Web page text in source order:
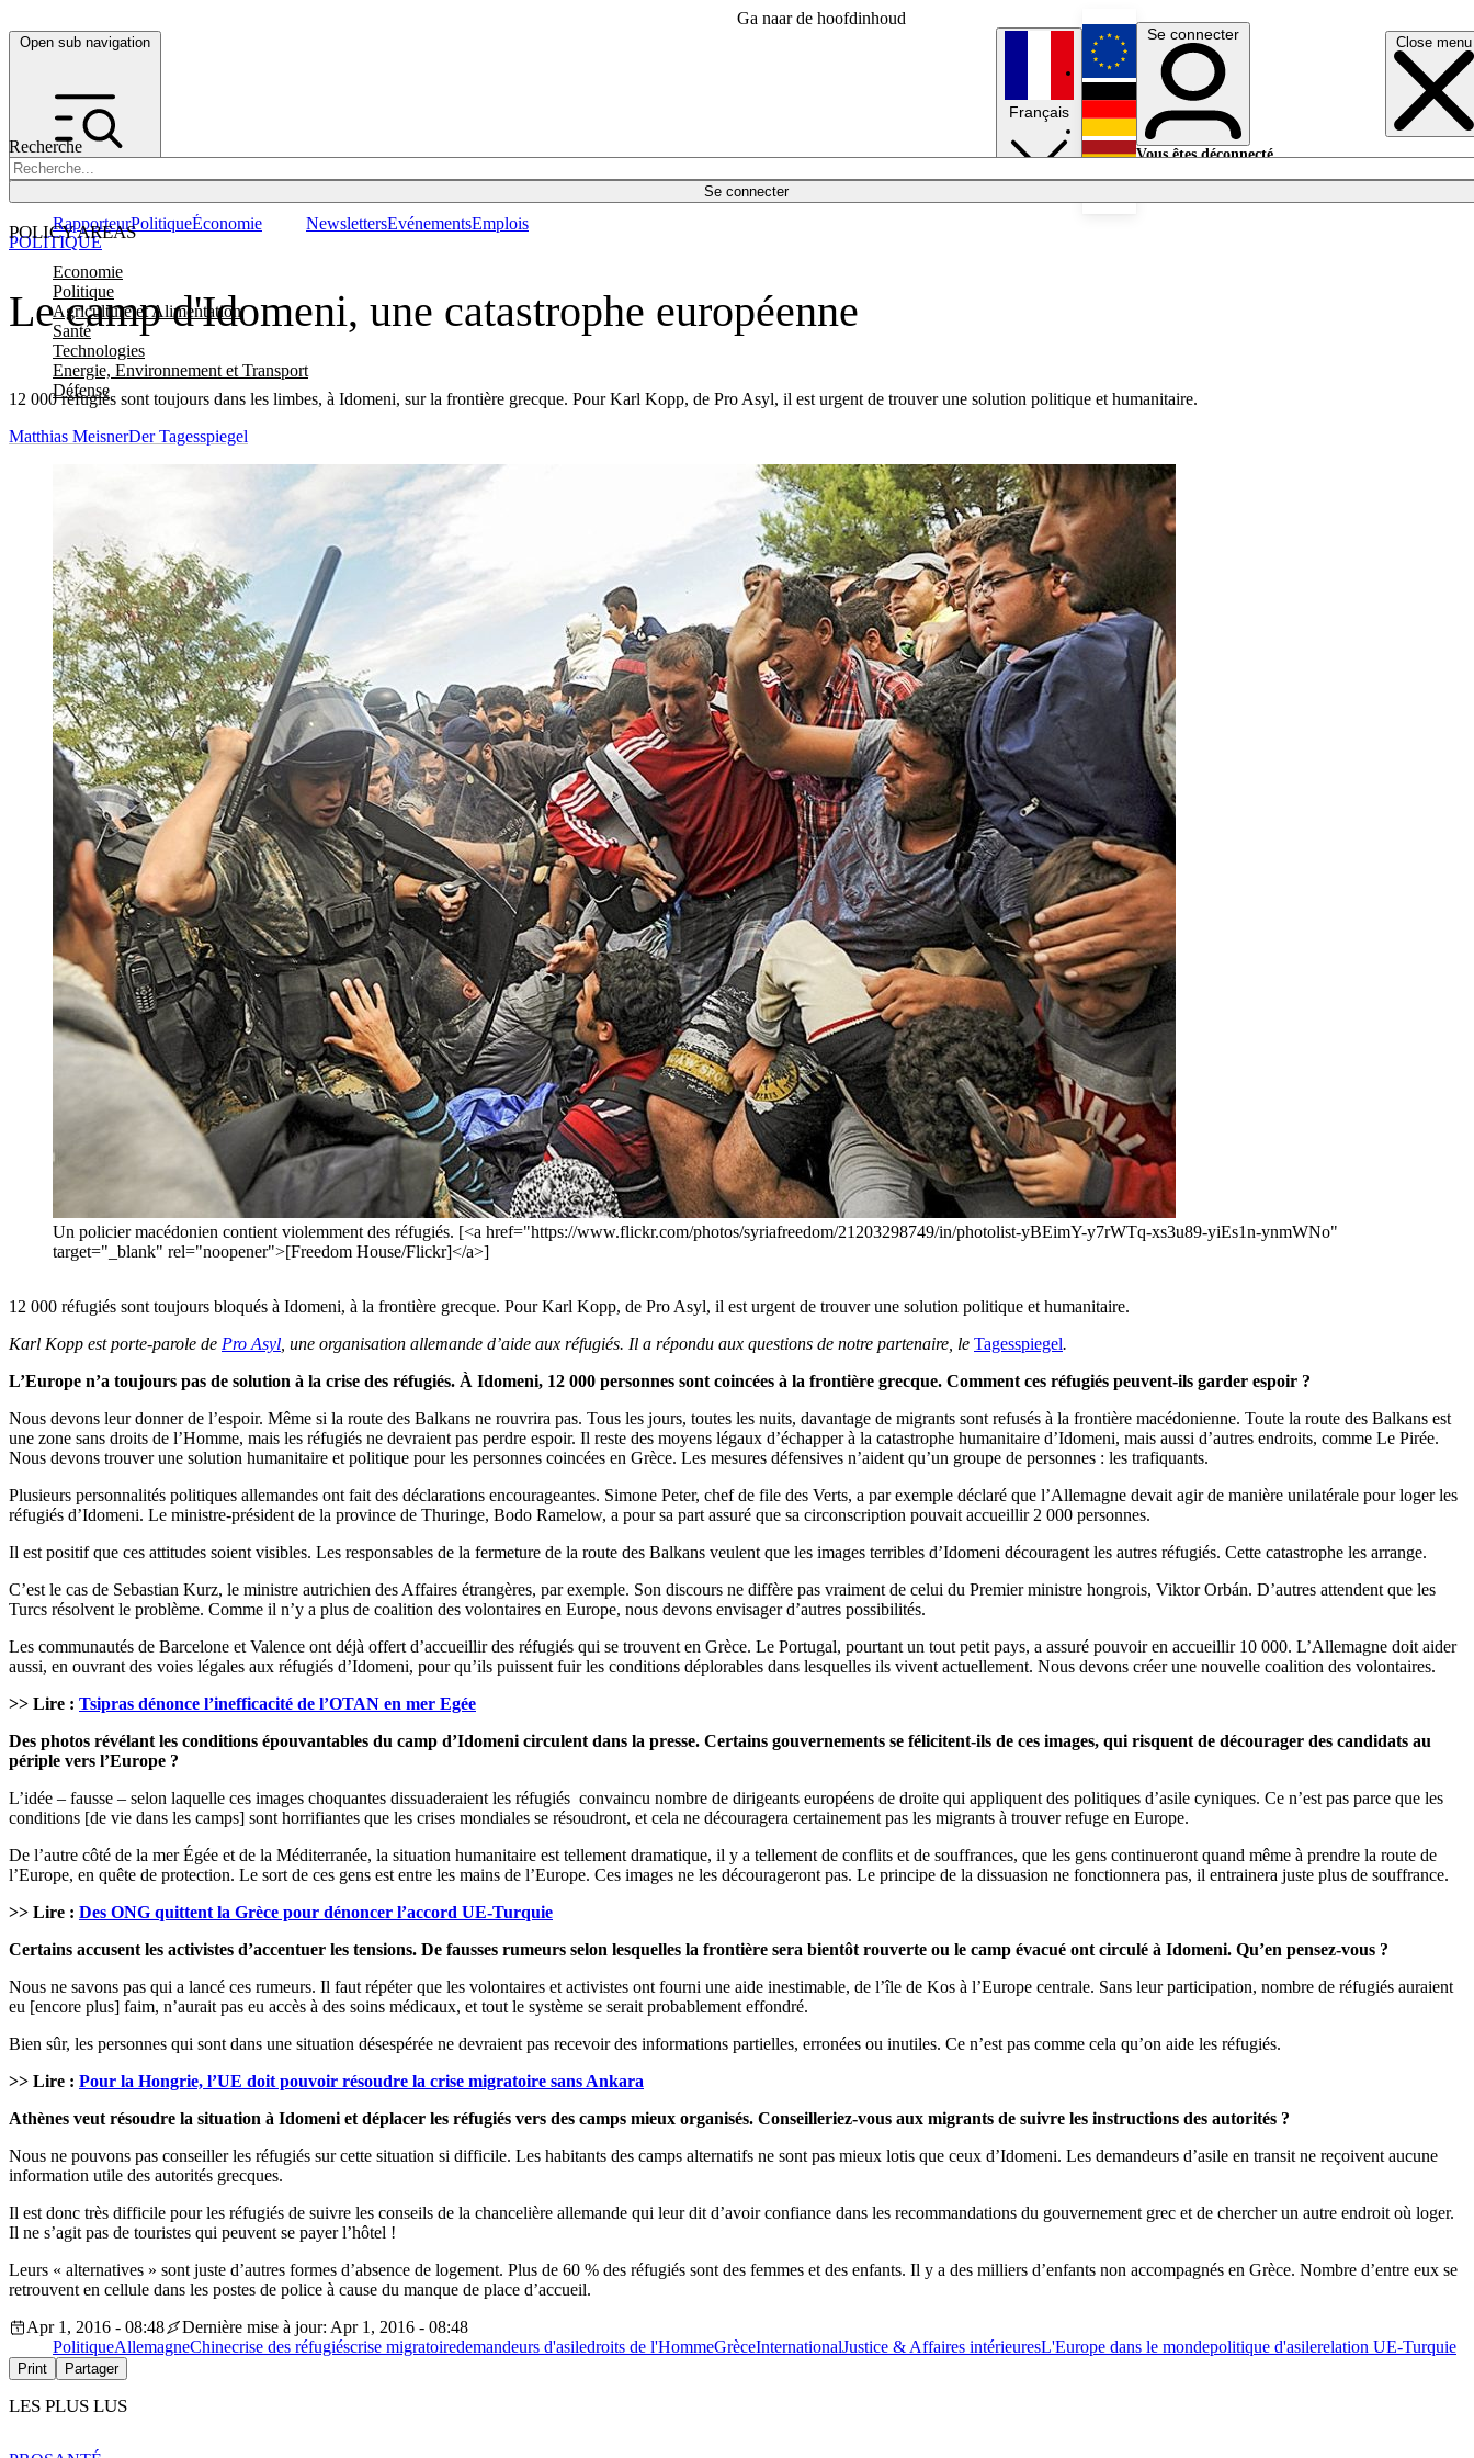
Ga naar de hoofdinhoud
Open sub navigation Close menu
Recherche
Se connecter
POLICY AREAS
Economie
Politique
Agriculture et Alimentation
Santé
Technologies
Energie, Environnement et Transport
Défense
RapporteurPolitiqueÉconomie NewslettersEvénementsEmplois
Français
English
Deutsch
Se connecter
Vous êtes déconnecté.
Le camp d'Idomeni, une catastrophe européenne
12 000 réfugiés sont toujours dans les limbes, à Idomeni, sur la frontière grecque. Pour Karl Kopp, de Pro Asyl, il est urgent de trouver une solution politique et humanitaire.
POLITIQUE
Matthias MeisnerDer Tagesspiegel
Un policier macédonien contient violemment des réfugiés. [<a href="https://www.flickr.com/photos/syriafreedom/21203298749/in/photolist-yBEimY-y7rWTq-xs3u89-yiEs1n-ynmWNo"
target="_blank" rel="noopener">[Freedom House/Flickr]</a>]
12 000 réfugiés sont toujours bloqués à Idomeni, à la frontière grecque. Pour Karl Kopp, de Pro Asyl, il est urgent de trouver une solution politique et humanitaire.
Karl Kopp est porte-parole de Pro Asyl , une organisation allemande d’aide aux réfugiés. Il a répondu aux questions de notre partenaire, le Tagesspiegel.
L’Europe n’a toujours pas de solution à la crise des réfugiés. À Idomeni, 12 000 personnes sont coincées à la frontière grecque. Comment ces réfugiés peuvent-ils garder espoir ?
Nous devons leur donner de l’espoir. Même si la route des Balkans ne rouvrira pas. Tous les jours, toutes les nuits, davantage de migrants sont refusés à la frontière macédonienne. Toute la route des Balkans est
une zone sans droits de l’Homme, mais les réfugiés ne devraient pas perdre espoir. Il reste des moyens légaux d’échapper à la catastrophe humanitaire d’Idomeni, mais aussi d’autres endroits, comme Le Pirée.
Nous devons trouver une solution humanitaire et politique pour les personnes coincées en Grèce. Les mesures défensives n’aident qu’un groupe de personnes : les trafiquants.
Plusieurs personnalités politiques allemandes ont fait des déclarations encourageantes. Simone Peter, chef de file des Verts, a par exemple déclaré que l’Allemagne devait agir de manière unilatérale pour loger les
réfugiés d’Idomeni. Le ministre-président de la province de Thuringe, Bodo Ramelow, a pour sa part assuré que sa circonscription pouvait accueillir 2 000 personnes.
Il est positif que ces attitudes soient visibles. Les responsables de la fermeture de la route des Balkans veulent que les images terribles d’Idomeni découragent les autres réfugiés. Cette catastrophe les arrange.
C’est le cas de Sebastian Kurz, le ministre autrichien des Affaires étrangères, par exemple. Son discours ne diffère pas vraiment de celui du Premier ministre hongrois, Viktor Orbán. D’autres attendent que les
Turcs résolvent le problème. Comme il n’y a plus de coalition des volontaires en Europe, nous devons envisager d’autres possibilités.
Les communautés de Barcelone et Valence ont déjà offert d’accueillir des réfugiés qui se trouvent en Grèce. Le Portugal, pourtant un tout petit pays, a assuré pouvoir en accueillir 10 000. L’Allemagne doit aider
aussi, en ouvrant des voies légales aux réfugiés d’Idomeni, pour qu’ils puissent fuir les conditions déplorables dans lesquelles ils vivent actuellement. Nous devons créer une nouvelle coalition des volontaires.
>> Lire : Tsipras dénonce l’inefficacité de l’OTAN en mer Egée
Des photos révélant les conditions épouvantables du camp d’Idomeni circulent dans la presse. Certains gouvernements se félicitent-ils de ces images, qui risquent de décourager des candidats au
périple vers l’Europe ?
L’idée – fausse – selon laquelle ces images choquantes dissuaderaient les réfugiés convaincu nombre de dirigeants européens de droite qui appliquent des politiques d’asile cyniques. Ce n’est pas parce que les
conditions [de vie dans les camps] sont horrifiantes que les crises mondiales se résoudront, et cela ne découragera certainement pas les migrants à trouver refuge en Europe.
De l’autre côté de la mer Égée et de la Méditerranée, la situation humanitaire est tellement dramatique, il y a tellement de conflits et de souffrances, que les gens continueront quand même à prendre la route de
l’Europe, en quête de protection. Le sort de ces gens est entre les mains de l’Europe. Ces images ne les décourageront pas. Le principe de la dissuasion ne fonctionnera pas, il entrainera juste plus de souffrance.
>> Lire : Des ONG quittent la Grèce pour dénoncer l’accord UE-Turquie
Certains accusent les activistes d’accentuer les tensions. De fausses rumeurs selon lesquelles la frontière sera bientôt rouverte ou le camp évacué ont circulé à Idomeni. Qu’en pensez-vous ?
Nous ne savons pas qui a lancé ces rumeurs. Il faut répéter que les volontaires et activistes ont fourni une aide inestimable, de l’île de Kos à l’Europe centrale. Sans leur participation, nombre de réfugiés auraient
eu [encore plus] faim, n’aurait pas eu accès à des soins médicaux, et tout le système se serait probablement effondré.
Bien sûr, les personnes qui sont dans une situation désespérée ne devraient pas recevoir des informations partielles, erronées ou inutiles. Ce n’est pas comme cela qu’on aide les réfugiés.
>> Lire : Pour la Hongrie, l’UE doit pouvoir résoudre la crise migratoire sans Ankara
Athènes veut résoudre la situation à Idomeni et déplacer les réfugiés vers des camps mieux organisés. Conseilleriez-vous aux migrants de suivre les instructions des autorités ?
Nous ne pouvons pas conseiller les réfugiés sur cette situation si difficile. Les habitants des camps alternatifs ne sont pas mieux lotis que ceux d’Idomeni. Les demandeurs d’asile en transit ne reçoivent aucune
information utile des autorités grecques.
Il est donc très difficile pour les réfugiés de suivre les conseils de la chancelière allemande qui leur dit d’avoir confiance dans les recommandations du gouvernement grec et de chercher un autre endroit où loger.
Il ne s’agit pas de touristes qui peuvent se payer l’hôtel !
Leurs « alternatives » sont juste d’autres formes d’absence de logement. Plus de 60 % des réfugiés sont des femmes et des enfants. Il y a des milliers d’enfants non accompagnés en Grèce. Nombre d’entre eux se
retrouvent en cellule dans les postes de police à cause du manque de place d’accueil.
Apr 1, 2016 - 08:48
Dernière mise à jour: Apr 1, 2016 - 08:48
PolitiqueAllemagneChinecrise des réfugiéscrise migratoiredemandeurs d'asiledroits de l'HommeGrèceInternationalJustice & Affaires intérieuresL'Europe dans le mondepolitique d'asilerelation UE-Turquie
Print Partager
LES PLUS LUS